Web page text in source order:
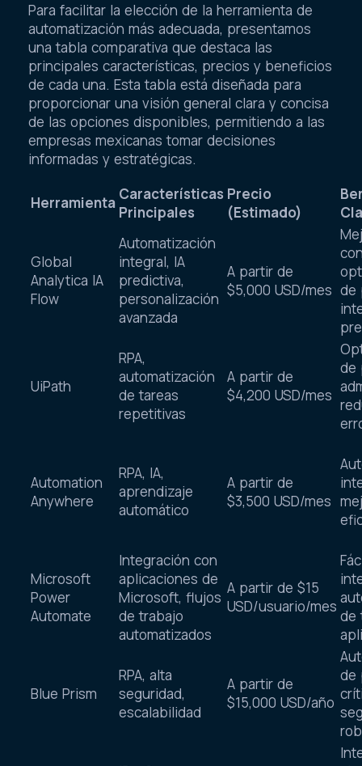
Para facilitar la elección de la herramienta de
automatización más adecuada, presentamos
una tabla comparativa que destaca las
principales características, precios y beneficios
de cada una. Esta tabla está diseñada para
proporcionar una visión general clara y concisa
de las opciones disponibles, permitiendo a las
empresas mexicanas tomar decisiones
informadas y estratégicas.
Herramienta Características
Principales
Precio
(Estimado)
Global
Analytica IA
Flow
Automatización
integral, IA
predictiva,
personalización
avanzada
A partir de
$5,000 USD/mes de
UiPath
RPA,
automatización
de tareas
repetitivas
A partir de
$4,200 USD/mes
de
Automation
Anywhere
RPA, IA,
aprendizaje
automático
A partir de
$3,500 USD/mes
Microsoft
Power
Automate
Integración con
aplicaciones de
Microsoft, flujos
de trabajo
automatizados
A partir de $15
USD/usuario/mes
de
Blue Prism
RPA, alta
seguridad,
escalabilidad
A partir de
$15,000 USD/año
de